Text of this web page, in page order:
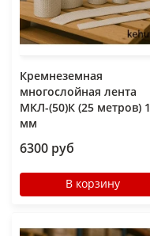
Кремнеземная
многослойная лента
МКЛ-(50)К (25 метров) 1
мм
6300 руб
В корзину